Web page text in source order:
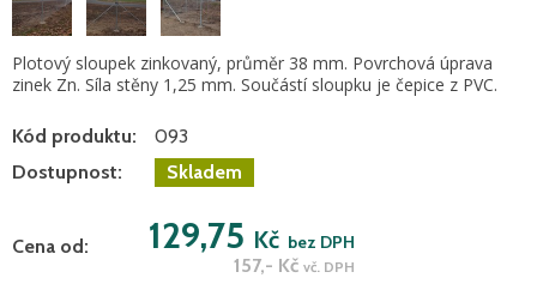
Plotový sloupek zinkovaný, průměr 38 mm. Povrchová úprava
zinek Zn. Síla stěny 1,25 mm. Součástí sloupku je čepice z PVC.
Kód produktu:
093
Dostupnost:
Skladem
Cena od: 129,75 Kč bez DPH
157,- Kč vč. DPH